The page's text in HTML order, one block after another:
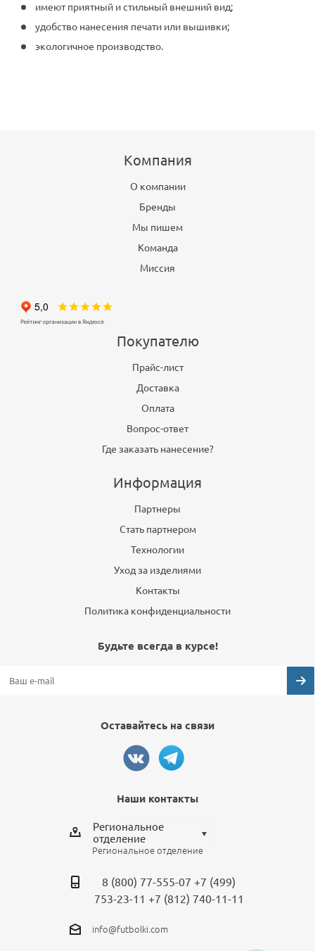
имеют приятный и стильный внешний вид;
удобство нанесения печати или вышивки;
экологичное производство.
Компания
О компании
Бренды
Мы пишем
Команда
Миссия
Покупателю
Прайс-лист
Доставка
Оплата
Вопрос-ответ
Где заказать нанесение?
Информация
Партнеры
Стать партнером
Технологии
Уход за изделиями
Контакты
Политика конфиденциальности
Будьте всегда в курсе!
Оставайтесь на связи
Наши контакты
Региональное
отделение
Выберите отделение
Региональное отделение
Санкт-Петербург
Москва
Региональное отделение
8 (800) 77-555-07 +7 (499)
753-23-11 +7 (812) 740-11-11
info@futbolki.com